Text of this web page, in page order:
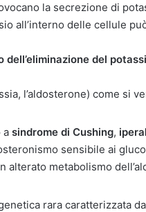
la secrezione di
all’interno delle cellule
del
l’aldosterone) come si
a sindrome di Cushing,
sensibile ai
alterato metabolismo
rara caratterizzata